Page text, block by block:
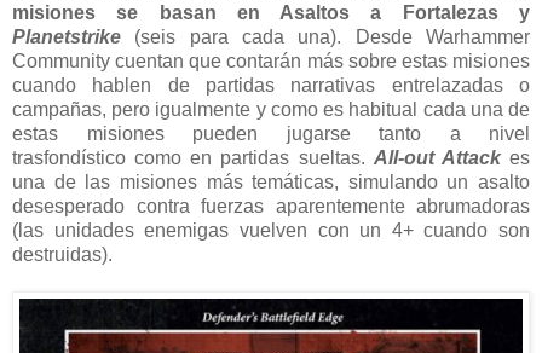
misiones se basan en Asaltos a Fortalezas y
Planetstrike (seis para cada una). Desde Warhammer
Community cuentan que contarán más sobre estas misiones
cuando hablen de partidas narrativas entrelazadas o
campañas, pero igualmente y como es habitual cada una de
estas misiones pueden jugarse tanto a nivel
trasfondístico como en partidas sueltas. All-out Attackes
una de las misiones más temáticas, simulando un asalto
desesperado contra fuerzas aparentemente abrumadoras
(las unidades enemigas vuelven con un 4+ cuando son
destruidas).